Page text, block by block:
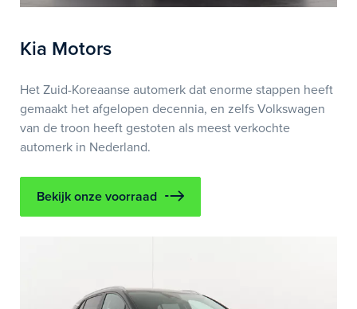
Kia Motors
Het Zuid-Koreaanse automerk dat enorme stappen heeft
gemaakt het afgelopen decennia, en zelfs Volkswagen
van de troon heeft gestoten als meest verkochte
automerk in Nederland.
Bekijk onze voorraad